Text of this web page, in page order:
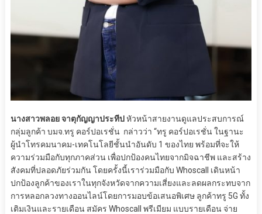
นางสาวพลอย จาตุกัญญาประทีปหัวหน้าสายงานดูแลประสบการณ์
กลุ่มลูกค้า บมจ.ทรู คอร์ปอเรชั่น กล่าวว่า “ทรู คอร์ปอเรชั่น ในฐานะ
ผู้นำโทรคมนาคม-เทคโนโลยีชั้นนำอันดับ 1 ของไทย พร้อมที่จะให้
ความร่วมมือกับทุกภาคส่วน เพื่อปกป้องคนไทยจากมิจฉาชีพ และสร้าง
สังคมที่ปลอดภัยร่วมกัน โดยครั้งนี้เราร่วมมือกับ Whoscall เดินหน้า
ปกป้องลูกค้าของเราในทุกจังหวัดจากความเสี่ยงและลดผลกระทบจาก
การหลอกลวงทางออนไลน์โดยการมอบข้อเสนอพิเศษ ลูกค้าทรู 5G ทั้ง
เติมเงินและรายเดือน สมัคร Whoscall พรีเมียม แบบรายเดือน จ่าย